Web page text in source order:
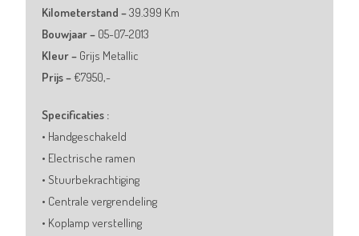
Kilometerstand –39.399 Km
Bouwjaar – 05-07-2013
Kleur – Grijs Metallic
Prijs – €7950,-
Specificaties :
• Handgeschakeld
• Electrische ramen
• Stuurbekrachtiging
• Centrale vergrendeling
• Koplamp verstelling